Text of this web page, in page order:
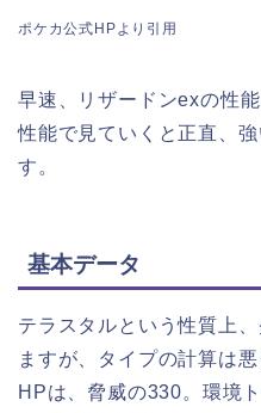
ポケカ公式HPより引用
早速、リザードンexの性
性能で見ていくと正直、
す。
基本データ
テラスタルという性質上
ますが、タイプの計算は
HPは、脅威の330。環境